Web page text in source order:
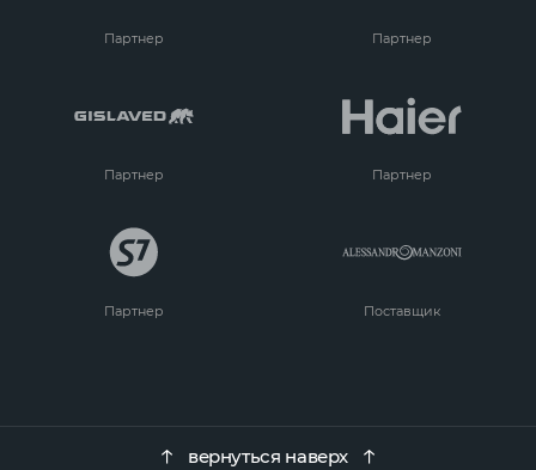
Партнер Партнер
Партнер Партнер
Партнер Поставщик
вернуться наверх